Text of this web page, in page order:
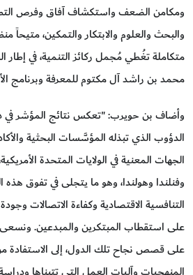
ومكامن الضعف واستكشاف آفاق وفرص
والبحث والعلوم والابتكار والتمكين، متيحاً
متكاملة تغُطي مُجمل ركائز التنمية، في
محمد بن راشد آل مكتوم للمعرفة وبرنامج
الدؤوب الذي تبذله المؤسَّسات البحثية
الجهات المعنية في الولايات المتحدة
وفنلندا وهولندا، وهو ما يتجلى في تفوق
التنافسية الاقتصادية وكفاءة الاتصالات
على استقطاب المبتكرين والمبدعين.
على قصص نجاح تلك الدول، إلى الاستفادة من